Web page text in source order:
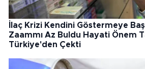
İlaç Krizi Kendini Göstermeye
Zaammı Az Buldu Hayati Önem
Türkiye'den Çekti